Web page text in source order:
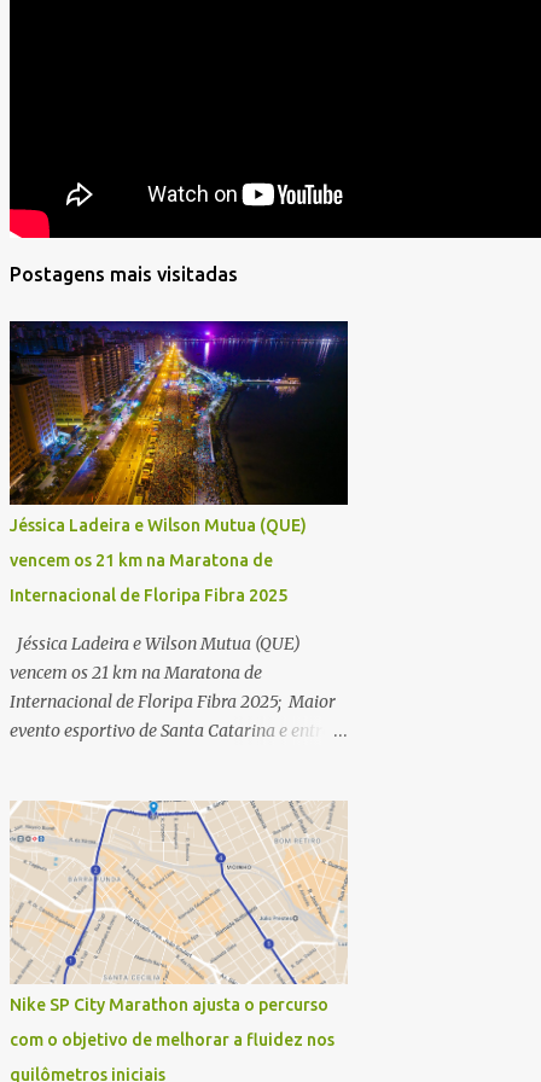
Postagens mais visitadas
Jéssica Ladeira e Wilson Mutua (QUE)
vencem os 21 km na Maratona de
Internacional de Floripa Fibra 2025
Jéssica Ladeira e Wilson Mutua (QUE)
vencem os 21 km na Maratona de
Internacional de Floripa Fibra 2025; Maior
evento esportivo de Santa Catarina e entre
domingo (30) - Fotos: G2 Filmes/Maratona
de Floripa Florianópolis, 30 de agosto de
2025 - Começaram as corridas da
Maratona Internacional de Floripa Fibra
2025. Na manhã deste sábado (30) foram
conhecidos os campeões dos 21 km do maior
evento esportivo de Santa Catarina. A
mineira Jessica Ladeira e o queniano Wilson
Mutua foram os vencedores da meia
Nike SP City Marathon ajusta o percurso
com o objetivo de melhorar a fluidez nos
quilômetros iniciais